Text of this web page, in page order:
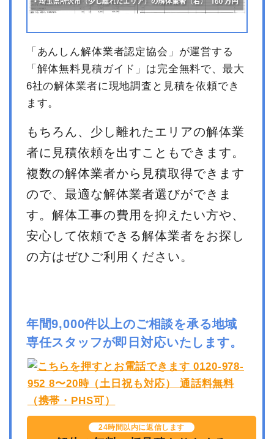
「あんしん解体業者認定協会」が運営する
「解体無料見積ガイド」は完全無料で、最大
6社の解体業者に現地調査と見積を依頼でき
ます。
もちろん、少し離れたエリアの解体業
者に見積依頼を出すこともできます。
複数の解体業者から見積取得できます
ので、最適な解体業者選びができま
す。解体工事の費用を抑えたい方や、
安心して依頼できる解体業者をお探し
の方はぜひご利用ください。
年間9,000件以上のご相談を承る地域
専任スタッフが即日対応いたします。
24時間以内に返信します